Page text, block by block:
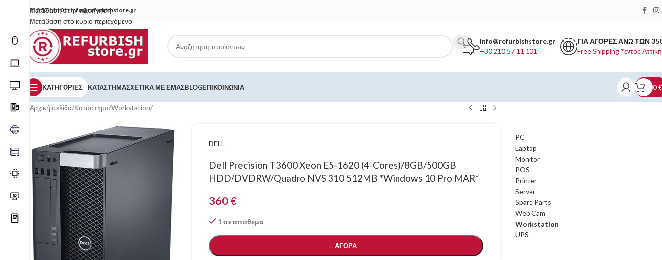
Μετάβαση στην πλοήγηση
Μετάβαση στο κύριο περιεχόμενο
Επικοινωνία
210 57 11 101|info@refurbishstore.gr
info@refurbishstore.gr
+30 210 57 11 101
ΓΙΑ ΑΓΟΡΕΣ ΑΝΩ ΤΩΝ
Free Shipping *εντός
ΚΑΤΗΓΟΡΙΕΣ ΚΑΤΆΣΤΗΜΑΣΧΕΤΙΚΆ ΜΕ ΕΜΆΣBLOGΕΠΙΚΟΙΝΩΝΊΑ 0€
Αρχική σελίδα/Κατάστημα/Workstation/
DELL
Dell Precision T3600 Xeon E5-1620 (4-Cores)/8GB/500GB
HDD/DVDRW/Quadro NVS 310 512MB *Windows 10 Pro MAR*
360€
1 σε απόθεμα
ΑΓΟΡΑ
PC
Laptop
Monitor
POS
Printer
Server
Spare Parts
Web Cam
Workstation
UPS